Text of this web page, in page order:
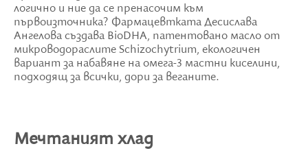
логично и ние да се пренасочим към
първоизточника? Фармацевтката Десислава
Ангелова създава BioDHA, патентовано масло от
микроводораслите Schizochytrium, екологичен
вариант за набавяне на омега-3 мастни киселини,
подходящ за всички, дори за веганите.
Мечтаният хлад